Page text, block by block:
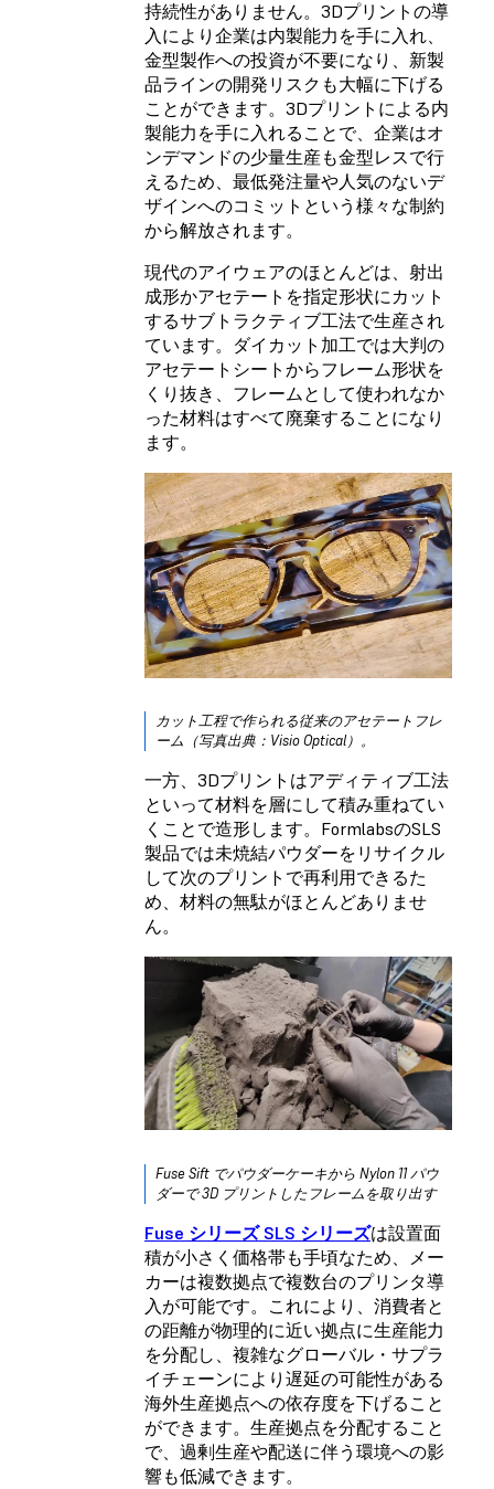
持続性がありません。3Dプリントの導
入により企業は内製能力を手に入れ、
金型製作への投資が不要になり、新製
品ラインの開発リスクも大幅に下げる
ことができます。3Dプリントによる内
製能力を手に入れることで、企業はオ
ンデマンドの少量生産も金型レスで行
えるため、最低発注量や人気のないデ
ザインへのコミットという様々な制約
から解放されます。
現代のアイウェアのほとんどは、射出
成形かアセテートを指定形状にカット
するサブトラクティブ工法で生産され
ています。ダイカット加工では大判の
アセテートシートからフレーム形状を
くり抜き、フレームとして使われなか
った材料はすべて廃棄することになり
ます。
カット工程で作られる従来のアセテートフレ
ーム（写真出典：Visio Optical）。
一方、3Dプリントはアディティブ工法
といって材料を層にして積み重ねてい
くことで造形します。FormlabsのSLS
製品では未焼結パウダーをリサイクル
して次のプリントで再利用できるた
め、材料の無駄がほとんどありませ
ん。
Fuse Sift でパウダーケーキから Nylon 11 パウ
ダーで 3D プリントしたフレームを取り出す
Fuse シリーズ SLS シリーズは設置面
積が小さく価格帯も手頃なため、メー
カーは複数拠点で複数台のプリンタ導
入が可能です。これにより、消費者と
の距離が物理的に近い拠点に生産能力
を分配し、複雑なグローバル・サプラ
イチェーンにより遅延の可能性がある
海外生産拠点への依存度を下げること
ができます。生産拠点を分配すること
で、過剰生産や配送に伴う環境への影
響も低減できます。